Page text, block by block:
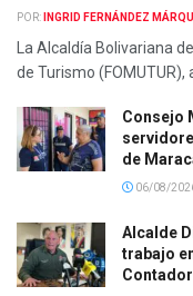
POR: INGRID FERNÁNDEZ
La Alcaldía Bolivariana
de Turismo
Consejo
de
06/08/
Alcalde
trabajo